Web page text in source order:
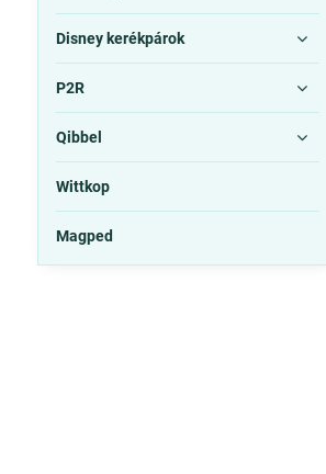
Disney kerékpárok
P2R
Qibbel
Wittkop
Magped